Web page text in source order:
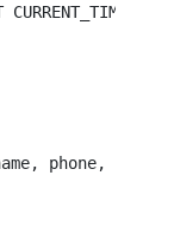
phone,